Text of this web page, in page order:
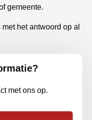
gemeente.
het antwoord op al
met ons op.